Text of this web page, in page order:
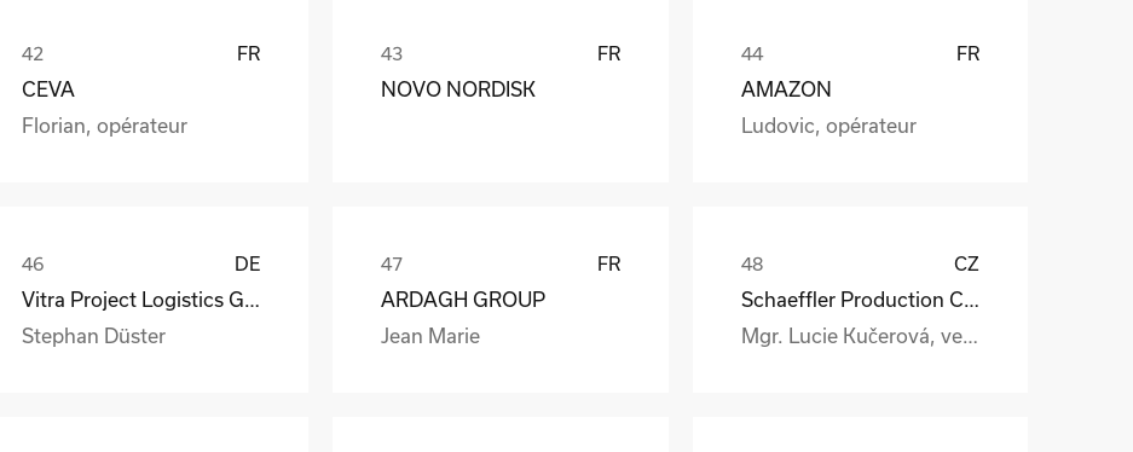
FR
CEVA
Florian, opérateur
FR
NOVO NORDISK
FR
AMAZON
Ludovic, opérateur
DE
Stephan Düster
FR
ARDAGH GROUP
Jean Marie
CZ
Mgr. Lucie Kučerová, vedoucí interní logistiky a expedice